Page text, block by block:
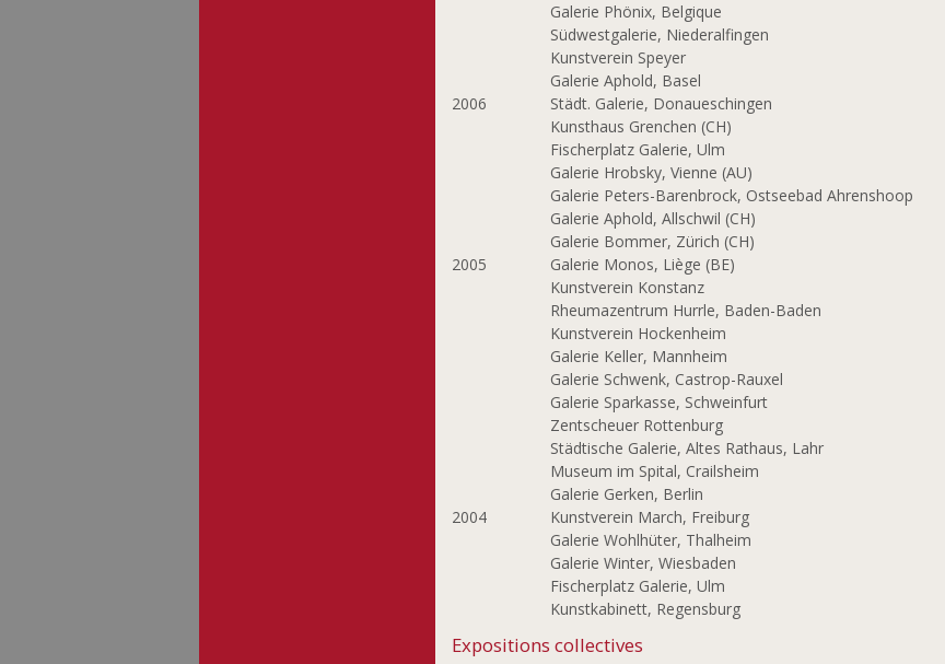
Galerie Phönix, Belgique
Südwestgalerie, Niederalfingen
Kunstverein Speyer
Galerie Aphold, Basel
2006
Städt. Galerie, Donaueschingen
Kunsthaus Grenchen (CH)
Fischerplatz Galerie, Ulm
Galerie Hrobsky, Vienne (AU)
Galerie Peters-Barenbrock, Ostseebad Ahrenshoop
Galerie Aphold, Allschwil (CH)
Galerie Bommer, Zürich (CH)
2005
Galerie Monos, Liège (BE)
Kunstverein Konstanz
Rheumazentrum Hurrle, Baden-Baden
Kunstverein Hockenheim
Galerie Keller, Mannheim
Galerie Schwenk, Castrop-Rauxel
Galerie Sparkasse, Schweinfurt
Zentscheuer Rottenburg
Städtische Galerie, Altes Rathaus, Lahr
Museum im Spital, Crailsheim
Galerie Gerken, Berlin
2004
Kunstverein March, Freiburg
Galerie Wohlhüter, Thalheim
Galerie Winter, Wiesbaden
Fischerplatz Galerie, Ulm
Kunstkabinett, Regensburg
Expositions collectives